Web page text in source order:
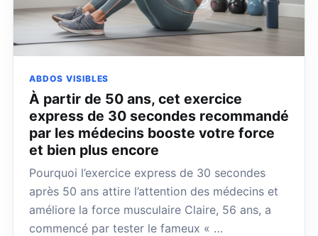
ABDOS VISIBLES
À partir de 50 ans, cet exercice
express de 30 secondes recommandé
par les médecins booste votre force
et bien plus encore
Pourquoi l’exercice express de 30 secondes
après 50 ans attire l’attention des médecins et
améliore la force musculaire Claire, 56 ans, a
commencé par tester le fameux « …